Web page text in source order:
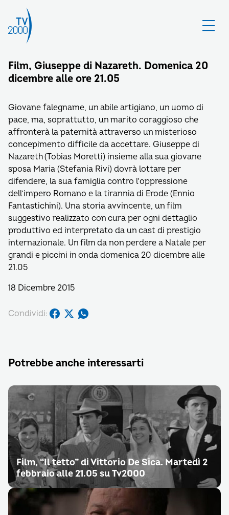
Film, Giuseppe di Nazareth. Domenica 20
dicembre alle ore 21.05
Giovane falegname, un abile artigiano, un uomo di
pace, ma, soprattutto, un marito coraggioso che
affronterà la paternità attraverso un misterioso
concepimento difficile da accettare. Giuseppe di
Nazareth (Tobias Moretti) insieme alla sua giovane
sposa Maria (Stefania Rivi) dovrà lottare per
difendere, la sua famiglia contro l’oppressione
dell’impero Romano e la tirannia di Erode (Ennio
Fantastichini). Una storia avvincente, un film
suggestivo realizzato con cura per ogni dettaglio
produttivo ed interpretato da un cast di prestigio
internazionale. Un film da non perdere a Natale per
grandi e piccini in onda domenica 20 dicembre alle
21.05
18 Dicembre 2015
Condividi:
Potrebbe anche interessarti
Film, “Il tetto” di Vittorio De Sica. Martedì 2
febbraio alle 21.05 su Tv2000